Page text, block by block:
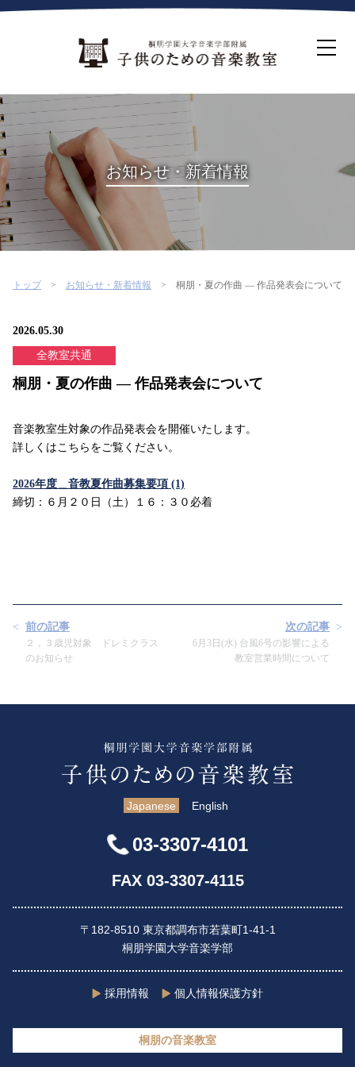
ホーム
生徒募集について
教室案内
コース紹介
概要・沿革
桐朋を選ぶ理由
インタビュー・コラム
イベント
よくある質問
お知らせ・新着情報
トップ お知らせ・新着情報 桐朋・夏の作曲 ― 作品発表会について
2026.05.30
全教室共通
桐朋・夏の作曲 ― 作品発表会について
音楽教室生対象の作品発表会を開催いたします。
詳しくはこちらをご覧ください。
2026年度＿音教夏作曲募集要項 (1)
締切：６月２０日（土）１６：３０必着
前の記事
２，３歳児対象 ドレミクラス
のお知らせ
次の記事
6月3日(水) 台風6号の影響による
教室営業時間について
Japanese English
03-3307-4101
FAX 03-3307-4115
〒182-8510 東京都調布市若葉町1-41-1
桐朋学園大学音楽学部
採用情報 個人情報保護方針
桐朋の音楽教室